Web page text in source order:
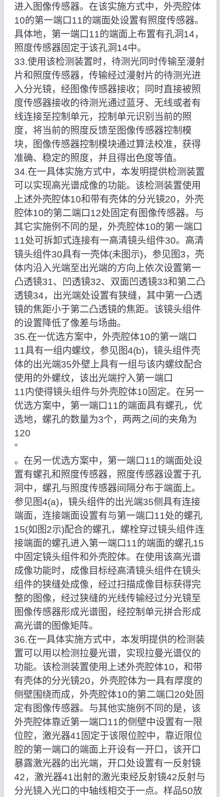
进入图像传感器。在该实施方式中，外壳腔体
10的第一端口11的端面处设置有照度传感器。
具体地，第一端口11的端面上布置有孔洞14，
照度传感器固定于该孔洞14中。
33.使用该检测装置时，待测光同时传输至漫射
片和照度传感器，传输经过漫射片的待测光进
入分光镜，经图像传感器接收；同时直接被照
度传感器接收的待测光通过蓝牙、无线或者有
线连接至控制单元，控制单元识别当前的照
度，将当前的照度反馈至图像传感器控制模
块，图像传感器控制模块通过算法校准，获得
准确、稳定的照度，并且得出色度等值。
34.在一具体实施方式中，本发明提供检测装置
可以实现高光谱成像的功能。该检测装置使用
上述外壳腔体10和带有壳体的分光镜20，外壳
腔体10的第二端口12处固定有图像传感器。与
其它实施例不同的是，外壳腔体10的第一端口
11处可拆卸式连接有一高清镜头组件30。高清
镜头组件30具有一壳体(未图示)，参见图3，壳
体内沿入光端至出光端的方向上依次设置第一
凸透镜31、凹透镜32、双面凹透镜33和第二凸
透镜34，出光端处设置有狭缝，其中第一凸透
镜的焦距小于第二凸透镜的焦距。该镜头组件
的设置降低了像差与场曲。
35.在一优选方案中，外壳腔体10的第一端口
11具有一组内螺纹，参见图4(b)，镜头组件壳
体的出光端35外壁上具有一组与该内螺纹配合
使用的外螺纹，该出光端拧入第一端口
11内使得镜头组件与外壳腔体10固定。在另一
优选方案中，第一端口11的端面具有螺孔，优
选地，螺孔的数量为3个，两两之间的夹角为
120
°
。在另一优选方案中，第一端口11的端面处设
置有螺孔和照度传感器，照度传感器设置于孔
洞中，螺孔与照度传感器间隔分布于端面上。
参见图4(a)，镜头组件的出光端35侧具有连接
端面，连接端面设置有与第一端口11处的螺孔
15(如图2示)配合的螺孔，螺栓穿过镜头组件连
接端面的螺孔进入第一端口11的端面的螺孔15
中固定镜头组件和外壳腔体。在使用该高光谱
成像功能时，成像目标经高清镜头组件在镜头
组件的狭缝处成像，经过扫描成像目标获得完
整的图像，经过狭缝的光线传输经过分光镜至
图像传感器形成光谱图，经控制单元拼合形成
高光谱的图像矩阵。
36.在一具体实施方式中，本发明提供的检测装
置可以用以检测拉曼光谱，实现拉曼光谱仪的
功能。该检测装置使用上述外壳腔体10，和带
有壳体的分光镜20，外壳腔体为一具有厚度的
侧壁围绕而成，外壳腔体10的第二端口20处固
定有图像传感器。与其他实施例不同的是，该
外壳腔体靠近第一端口11的侧壁中设置有一限
位腔，激光器41固定于该限位腔中，靠近限位
腔的第一端口的端面上开设有一开口，该开口
暴露激光器的出光端，开口处设置有一反射镜
42，激光器41出射的激光束经反射镜42反射与
分光镜入光口的中轴线相交于一点。样品50放